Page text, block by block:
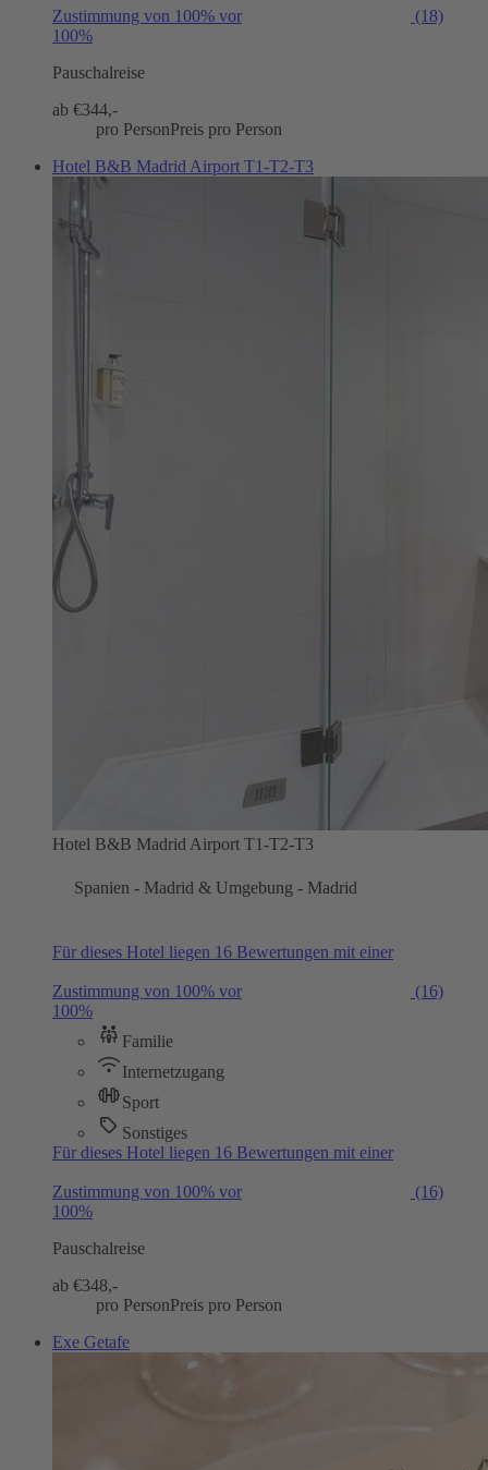
Zustimmung von 100% vor
(18)
100%
Pauschalreise
ab €344,-
pro PersonPreis pro Person
Hotel B&B Madrid Airport T1-T2-T3
Hotel B&B Madrid Airport T1-T2-T3
Spanien - Madrid & Umgebung - Madrid
Für dieses Hotel liegen 16 Bewertungen mit einer
Zustimmung von 100% vor
(16)
100%
Familie
Internetzugang
Sport
Sonstiges
Für dieses Hotel liegen 16 Bewertungen mit einer
Zustimmung von 100% vor
(16)
100%
Pauschalreise
ab €348,-
pro PersonPreis pro Person
Exe Getafe